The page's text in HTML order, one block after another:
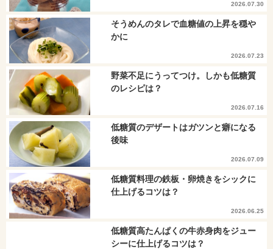
2026.07.30
そうめんのタレで血糖値の上昇を穏や
かに
2026.07.23
野菜不足にうってつけ。しかも低糖質
のレシピは？
2026.07.16
低糖質のデザートはガツンと癖になる
後味
2026.07.09
低糖質料理の鉄板・卵焼きをシックに
仕上げるコツは？
2026.06.25
低糖質高たんぱくの牛赤身肉をジュー
シーに仕上げるコツは？